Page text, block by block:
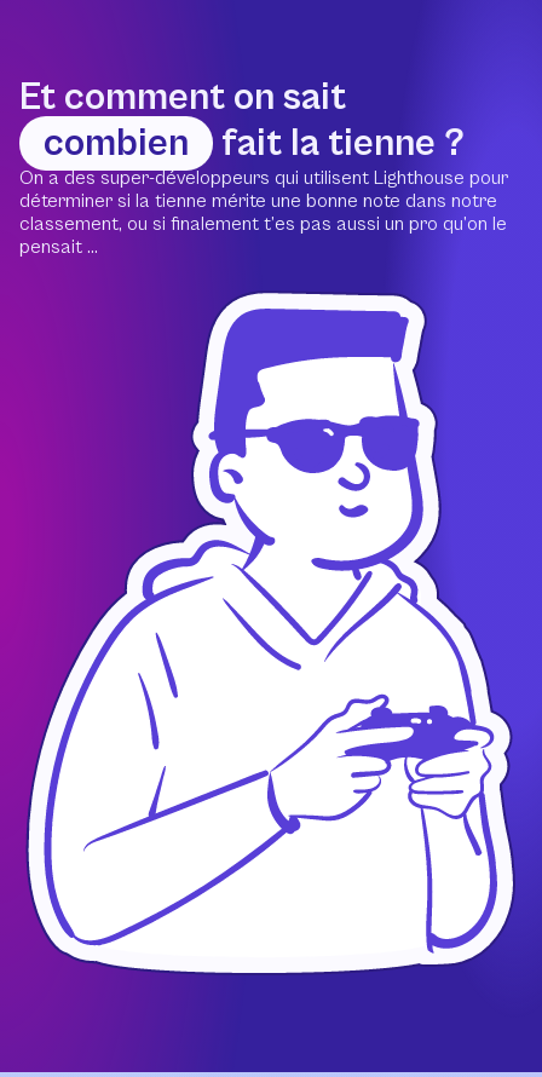
Et comment on sait
combien
fait la tienne ?
On a des super-développeurs qui utilisent Lighthouse pour
déterminer si la tienne mérite une bonne note dans notre
classement, ou si finalement t’es pas aussi un pro qu’on le
pensait ...